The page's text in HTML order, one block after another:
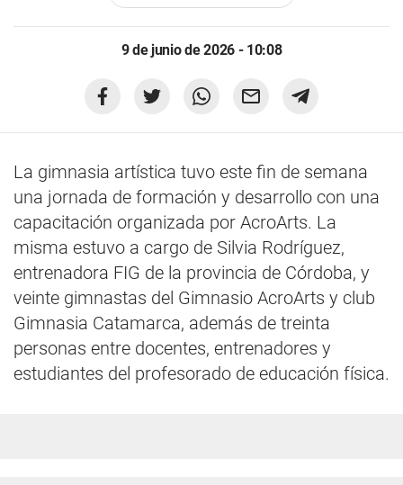
9 de junio de 2026 - 10:08
La gimnasia artística tuvo este fin de semana
una jornada de formación y desarrollo con una
capacitación organizada por AcroArts. La
misma estuvo a cargo de Silvia Rodríguez,
entrenadora FIG de la provincia de Córdoba, y
veinte gimnastas del Gimnasio AcroArts y club
Gimnasia Catamarca, además de treinta
personas entre docentes, entrenadores y
estudiantes del profesorado de educación física.